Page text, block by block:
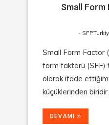
Small Form
-
Small Form Factor
form faktörü (SFF)
olarak ifade
küçüklerinden
DEVAMI